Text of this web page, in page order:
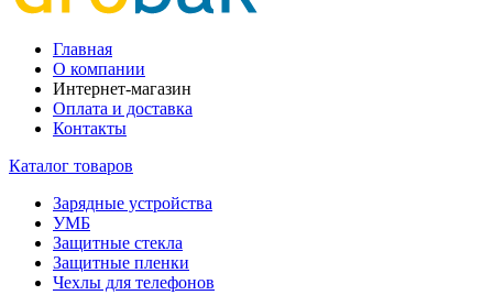
Главная
О компании
Интернет-магазин
Оплата и доставка
Контакты
Каталог товаров
Зарядные устройства
УМБ
Защитные стекла
Защитные пленки
Чехлы для телефонов